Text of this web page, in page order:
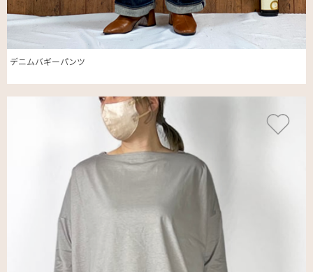
デニムバギーパンツ